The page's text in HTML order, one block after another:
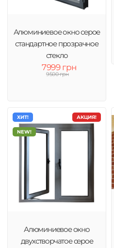
Алюминиевое окно серое
стандартное прозрачное
стекло
7999 грн
9500 грн
АКЦИЯ!
ХИТ!
NEW!
Алюминиевое окно
двухстворчатое серое